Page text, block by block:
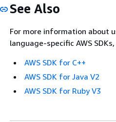
See Also
For more information about
language-specific AWS
AWS SDK for C++
AWS SDK for Java V2
AWS SDK for Ruby V3